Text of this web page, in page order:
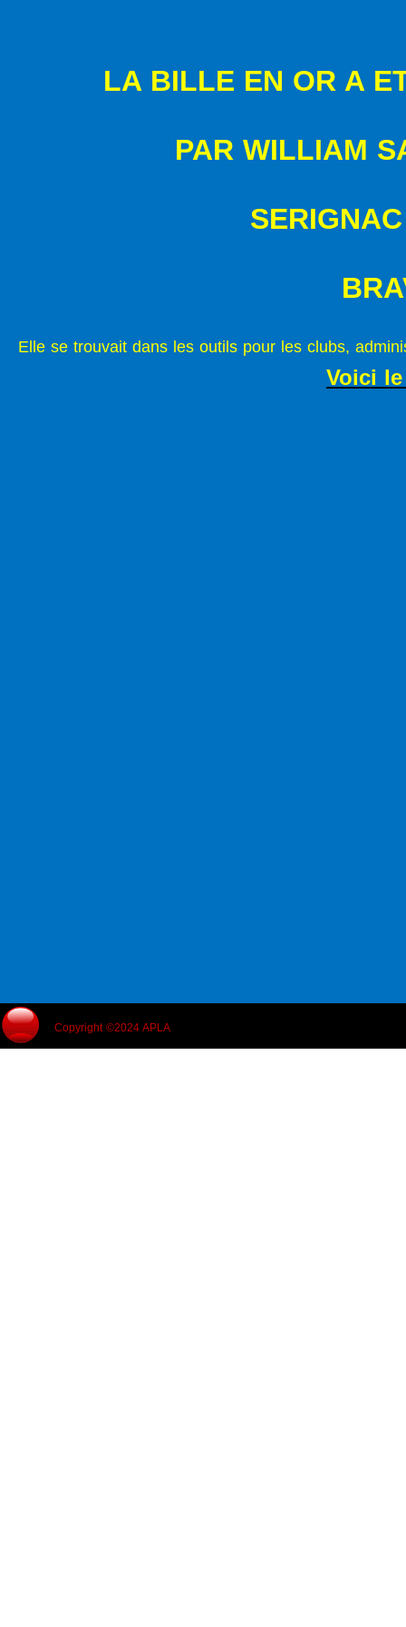
LA BILLE EN OR A
PAR WILLIAM
Elle se trouvait dans les outils pour les clubs,
Voici
Copyright ©2024 APLA